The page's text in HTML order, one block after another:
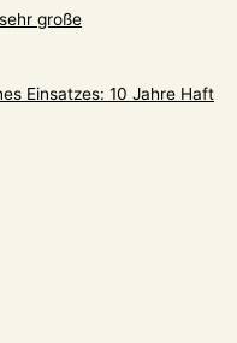
große
Einsatzes: 10 Jahre Haft